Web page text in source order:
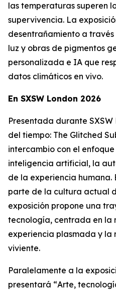
las temperaturas superen
supervivencia. La
desentrañamiento a
luz y obras de pigmentos
personalizada e IA que
datos climáticos en vivo.
En SXSW London 2026
Presentada durante SXSW
del tiempo: The Glitched
intercambio con el
inteligencia artificial, la
de la experiencia humana.
parte de la cultura actual
exposición propone una
tecnología, centrada en la
experiencia plasmada y la
viviente.
Paralelamente a la
presentará “Arte,